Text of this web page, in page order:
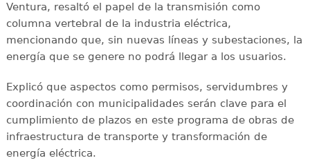
Ventura, resaltó el papel de la transmisión como
columna vertebral de la industria eléctrica,
mencionando que, sin nuevas líneas y subestaciones, la
energía que se genere no podrá llegar a los usuarios.
Explicó que aspectos como permisos, servidumbres y
coordinación con municipalidades serán clave para el
cumplimiento de plazos en este programa de obras de
infraestructura de transporte y transformación de
energía eléctrica.